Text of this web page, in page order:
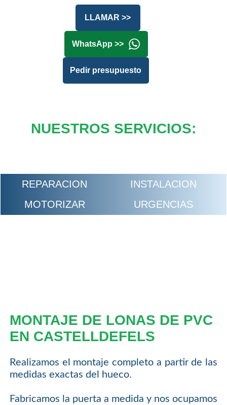
LLAMAR >>
WhatsApp >>
Pedir presupuesto
NUESTROS SERVICIOS:
REPARACION
INSTALACION
MOTORIZAR
URGENCIAS
MONTAJE DE LONAS DE PVC
EN CASTELLDEFELS
Realizamos el montaje completo a partir de las
medidas exactas del hueco.
Fabricamos la puerta a medida y nos ocupamos